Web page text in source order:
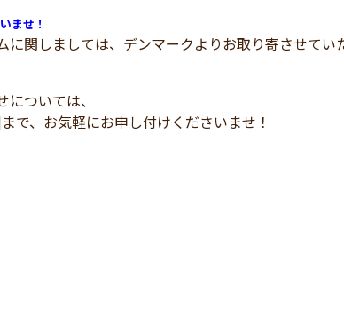
ませ！
関しましては、デンマークよりお取り寄させてい
ついては、
、お気軽にお申し付けくださいませ！